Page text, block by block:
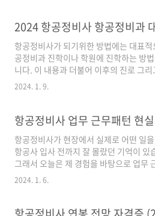
행 방식으로 출제되기 때문에 이론공부
고 기..
술, 자소서 양학하기 | Notion구술 공부
미친듯이 검색해서 겨우 하나 이해했는
니 3시간 지난거 알고 현타 온적 있으신
www.notion.so(노션이란? 엑셀/한글/
능을 모두 담은 all in one 툴입니다.) 항
자격증을 최소 지원자격으로 요구합니
항공정비사가 되기위한 방법에는 대표적
공정비과 진학이나 학원에 진학하는 방
니다. 이 내용과 더불어 이후의 진로 그
항공정비사 관련 내용을 다뤄볼까 합니다
고등학교 혹은 항공고등학교에서 항공
항공정비학과가 개설된 대학/전문대학으
하여 법으로 정해진 과정을 이수하는 것
항공법규, 항공역학, 전기전자기초, 터빈
공기체 등 관련 과목과 실습과목을 통해
비사 자격증 응시자격을 충족시키고, 자격
2024. 1. 9.
항공정비사가 현장에서 실제로 어떤 일
항공사 입사 전까지 잘 몰랐던 기억이 있
그래서 오늘은 제 경험을 바탕으로 업무
턴 현실 관련 생생한 이야기를 해보겠습니
[예시]항공정비사 구술, 자소서 양학하기 |
해가 안되는 개념들 있죠? 미친듯이 검
2024. 1. 6.